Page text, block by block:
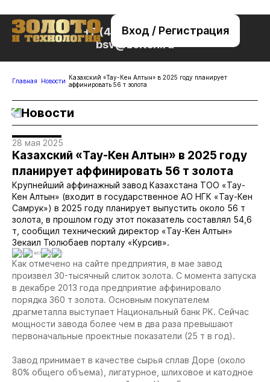
Вход / Регистрация
+7 (495) 221-76-32
bsv@zolteh.ru
Главная Новости Казахский «Тау-Кен Алтын» в 2025 году планирует
аффинировать 56 т золота
Новости
28 мая 2025
Казахский «Тау-Кен Алтын» в 2025 году
планирует аффинировать 56 т золота
Крупнейший аффинажный завод Казахстана ТОО «Тау-
Кен Алтын» (входит в государственное АО НГК «Тау-Кен
Самрук») в 2025 году планирует выпустить около 56 т
золота, в прошлом году этот показатель составлял 54,6
т, сообщил технический директор «Тау-Кен Алтын»
Зекаил Тюлюбаев порталу «Курсив».
0 1467 0 0
Как отмечено на сайте предприятия, в мае завод
произвел 30-тысячный слиток золота. С момента запуска
в декабре 2013 года предприятие аффинировало
порядка 360 т золота. Основным покупателем
драгметалла выступает Национальный банк РК. Сейчас
мощности завода более чем в два раза превышают
первоначальные проектные показатели (25 т в год).
Завод принимает в качестве сырья сплав Доре (около
80% общего объема), лигатурное, шлиховое и катодное